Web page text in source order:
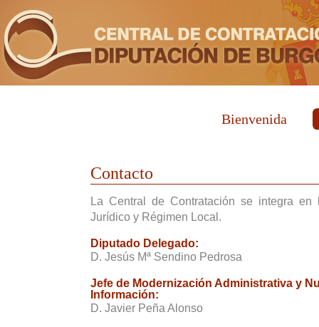
Bienvenida
Contacto
La Central de Contratación se integra en
Jurídico y Régimen Local.
Diputado Delegado:
D. Jesús Mª Sendino Pedrosa
Jefe de Modernización Administrativa y
Información:
D. Javier Peña Alonso